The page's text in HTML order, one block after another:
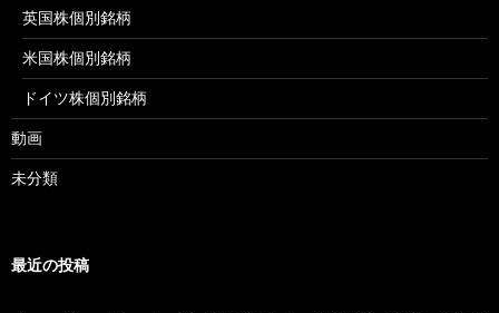
英国株個別銘柄
米国株個別銘柄
ドイツ株個別銘柄
動画
未分類
最近の投稿